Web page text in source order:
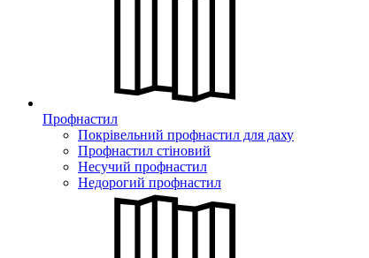
Профнастил
Покрівельний профнастил для даху
Профнастил стіновий
Несучий профнастил
Недорогий профнастил